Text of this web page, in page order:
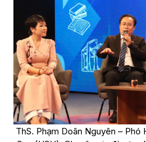
ThS. Phạm Doãn Nguyên –